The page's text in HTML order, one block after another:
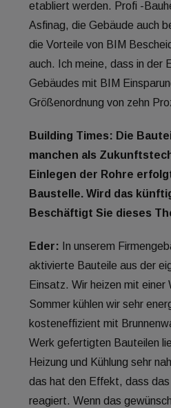
etabliert werden. Profi -
Asfinag, die Gebäude auch
die Vorteile von BIM
auch. Ich meine, dass in der
Gebäudes mit BIM
Größenordnung von zehn
Building Times: Die
manchen als
Einlegen der Rohre
Baustelle. Wird das
Beschäftigt Sie dieses
Eder: In unserem
aktivierte Bauteile aus der
Einsatz. Wir heizen mit einer
Sommer kühlen wir sehr
kosteneffizient mit
Werk gefertigten Bauteilen
Heizung und Kühlung sehr
das hat den Effekt, dass
reagiert. Wenn das